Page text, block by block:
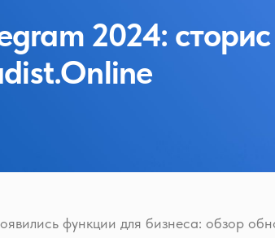
2024: сторис
функции для бизнеса: обзор